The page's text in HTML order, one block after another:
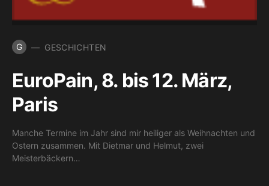
G GESCHICHTEN
EuroPain, 8. bis 12. März,
Paris
Manche Termine im Jahr sind mir heiliger als Weihnachten und
Ostern zusammen. Mit Dietmar und Helmut, zwei
Meisterbäckern…